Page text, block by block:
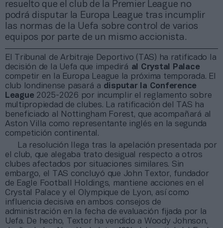
resuelto que el club de la Premier League no
podrá disputar la Europa League tras incumplir
las normas de la Uefa sobre control de varios
equipos por parte de un mismo accionista.
El Tribunal de Arbitraje Deportivo (TAS) ha ratificado la
decisión de la Uefa que impedirá al Crystal Palace
competir en la Europa League la próxima temporada. El
club londinense pasará a disputar la Conference
League 2025-2026 por incumplir el reglamento sobre
multipropiedad de clubes. La ratificación del TAS ha
beneficiado al Nottingham Forest, que acompañará al
Aston Villa como representante inglés en la segunda
competición continental.
La resolución llega tras la apelación presentada por
el club, que alegaba trato desigual respecto a otros
clubes afectados por situaciones similares. Sin
embargo, el TAS concluyó que John Textor, fundador
de Eagle Football Holdings, mantiene acciones en el
Crystal Palace y el Olympique de Lyon, así como
influencia decisiva en ambos consejos de
administración en la fecha de evaluación fijada por la
Uefa. De hecho, Textor ha vendido a Woody Johnson,